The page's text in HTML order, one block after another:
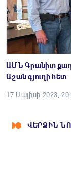
ԱՄՆ Գրանիտ
Աշան գյուղի հետ
17 Մայիսի 2023,
ՎԵՐՋԻՆ